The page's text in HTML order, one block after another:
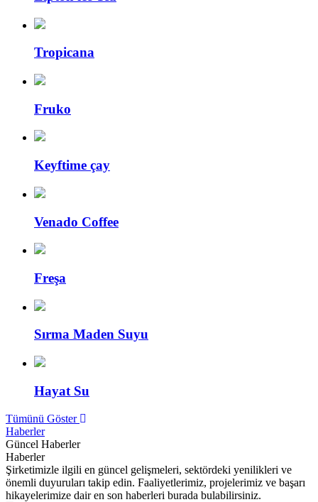
Tropicana
Fruko
Keyftime çay
Venado Coffee
Freşa
Sırma Maden Suyu
Hayat Su
Tümünü Göster
Haberler
Güncel Haberler
Haberler
Şirketimizle ilgili en güncel gelişmeleri, sektördeki yenilikleri ve
önemli duyuruları takip edin. Faaliyetlerimiz, projelerimiz ve başarı
hikayelerimize dair en son haberleri burada bulabilirsiniz.